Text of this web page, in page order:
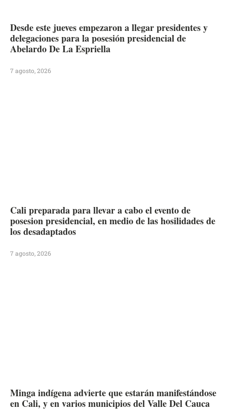
Desde este jueves empezaron a llegar presidentes y
delegaciones para la posesión presidencial de
Abelardo De La Espriella
7 agosto, 2026
Cali preparada para llevar a cabo el evento de
posesion presidencial, en medio de las hosilidades de
los desadaptados
7 agosto, 2026
Minga indígena advierte que estarán manifestándose
en Cali, y en varios municipios del Valle Del Cauca